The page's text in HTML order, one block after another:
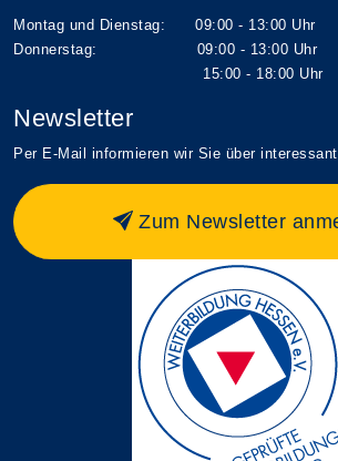
Montag und Dienstag: 09:00 - 13:00 Uhr
Donnerstag: 09:00 - 13:00 Uhr
15:00 - 18:00 Uhr
Newsletter
Per E-Mail informieren wir Sie über
Zum Newsletter